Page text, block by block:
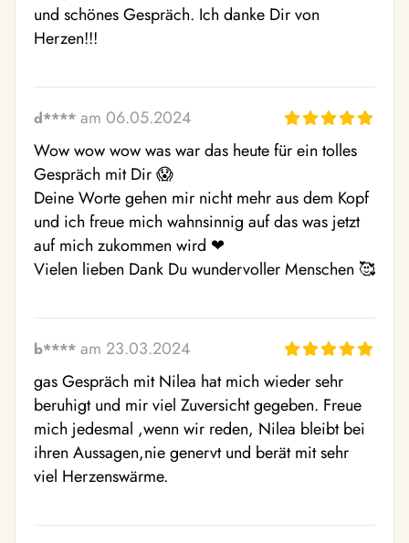
und schönes Gespräch. Ich danke Dir von
Herzen!!!
d**** am 06.05.2024
Wow wow wow was war das heute für ein tolles
Gespräch mit Dir 😱
Deine Worte gehen mir nicht mehr aus dem Kopf
und ich freue mich wahnsinnig auf das was jetzt
auf mich zukommen wird ❤ ️
b**** am 23.03.2024
gas Gespräch mit Nilea hat mich wieder sehr
beruhigt und mir viel Zuversicht gegeben. Freue
mich jedesmal ,wenn wir reden, Nilea bleibt bei
ihren Aussagen,nie genervt und berät mit sehr
viel Herzenswärme.